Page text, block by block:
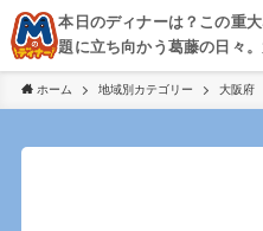
本日のディナーは？この重
題に立ち向かう葛藤の日々
阪・京都・神戸を中心とし
歩き、飲み歩きを綴る。
ホーム 地域別カテゴリー 大阪府